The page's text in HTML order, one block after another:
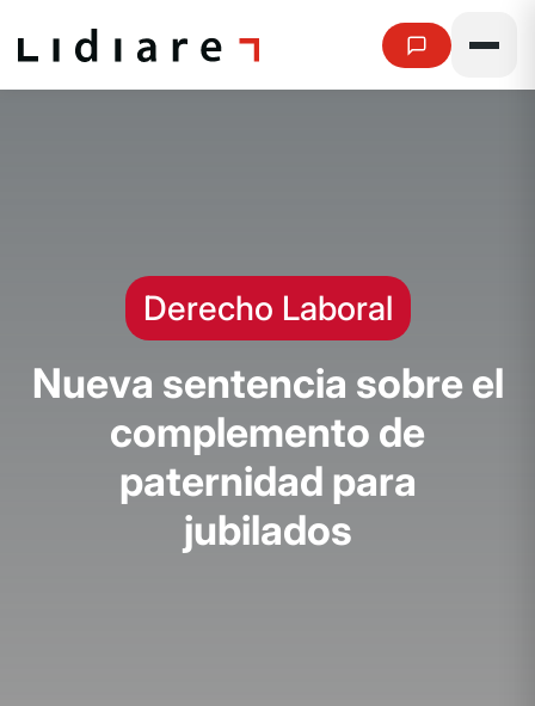
Derecho Laboral
Nueva sentencia sobre el
complemento de
paternidad para
jubilados